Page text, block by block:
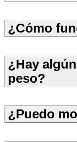
¿Cómo
¿Hay
peso?
¿Puedo